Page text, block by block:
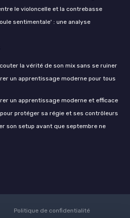
le violoncelle et la contrebasse
sentimentale' : une analyse
la vérité de son mix sans se ruiner
un apprentissage moderne pour tous
un apprentissage moderne et efficace
protéger sa régie et ses contrôleurs
son setup avant que septembre ne
Politique de confidentialité